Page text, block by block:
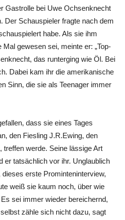
Gastrolle bei Uwe Ochsenknecht
Der Schauspieler fragte nach dem
habe. Als sie ihm
gewesen sei, meinte er: „Top-
das runterging wie Öl. Bei
Dabei kam ihr die amerikanische
Sinn, die sie als Teenager immer
dass sie eines Tages
den Fiesling J.R.Ewing, den
werde. Seine lässige Art
er tatsächlich vor ihr. Unglaublich
erste Prominteninterview,
weiß sie kaum noch, über wie
sei immer wieder bereichernd,
zähle sich nicht dazu, sagt